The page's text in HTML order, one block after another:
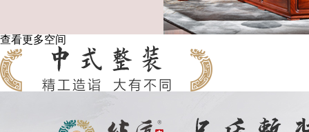
查看更多空间